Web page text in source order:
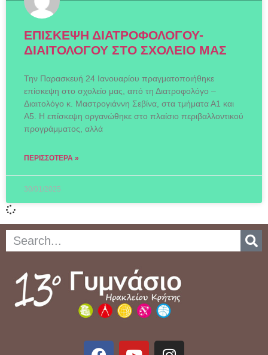
EΠΙΣΚΕΨΗ ΔΙΑΤΡΟΦΟΛΟΓΟΥ-
ΔΙΑΙΤΟΛΟΓΟΥ ΣΤΟ ΣΧΟΛΕΙΟ ΜΑΣ
Την Παρασκευή 24 Ιανουαρίου πραγματοποιήθηκε
επίσκεψη στο σχολείο μας, από τη Διατροφολόγο –
Διαιτολόγο κ. Μαστρογιάννη Σεβίνα, στα τμήματα Α1 και
Α5. Η επίσκεψη οργανώθηκε στο πλαίσιο περιβαλλοντικού
προγράμματος, αλλά
ΠΕΡΙΣΣΌΤΕΡΑ »
30/01/2025